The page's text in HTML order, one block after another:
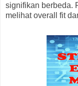
signifikan berbeda.
melihat overall fit